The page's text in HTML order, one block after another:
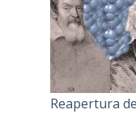
Reapertura